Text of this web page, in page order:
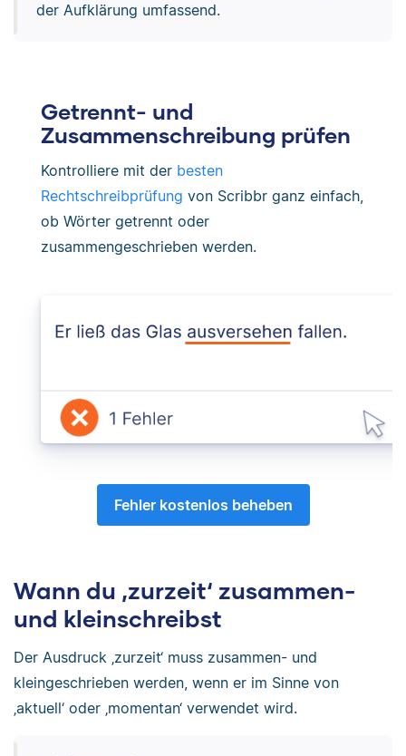
der Aufklärung umfassend.
Getrennt- und
Zusammenschreibung prüfen
Kontrolliere mit der besten
Rechtschreibprüfung von Scribbr ganz einfach,
ob Wörter getrennt oder
zusammengeschrieben werden.
Fehler kostenlos beheben
Wann du ‚zurzeit‘ zusammen-
und kleinschreibst
Der Ausdruck ‚zurzeit‘ muss zusammen- und
kleingeschrieben werden, wenn er im Sinne von
‚aktuell‘ oder ‚momentan‘ verwendet wird.